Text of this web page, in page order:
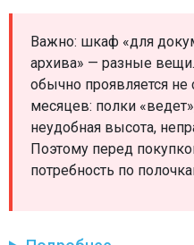
Важно: шкаф «для
архива» — разные
обычно проявляется не
месяцев: полки
неудобная высота,
Поэтому перед
потребность по